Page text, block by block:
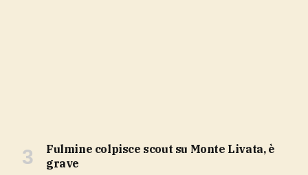
Fulmine colpisce scout su Monte Livata, è
grave